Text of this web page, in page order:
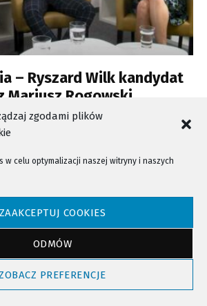
zgodami plików
w celu optymalizacji naszej witryny i naszych
ZAAKCEPTUJ COOKIES
ODMÓW
PREFERENCJE
– Ryszard Wilk kandydat
Mariusz Rogowski
Sądecka © 2023 Wszystkie prawa zastrzeżone!
Powrót do góry